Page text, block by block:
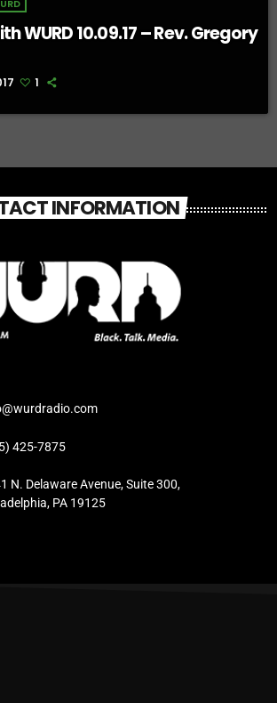
WURD 10.09.17 – Rev. Gregory
1
INFORMATION
425-7875
N. Delaware Avenue, Suite 300,
PA 19125